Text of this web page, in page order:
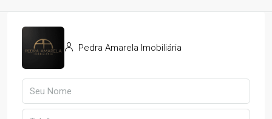
Pedra Amarela Imobiliária